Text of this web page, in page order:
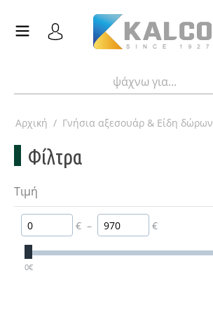
Αρχική / Γνήσια αξεσουάρ & Είδη δώρων
Φίλτρα
Τιμή
€ – €
0€